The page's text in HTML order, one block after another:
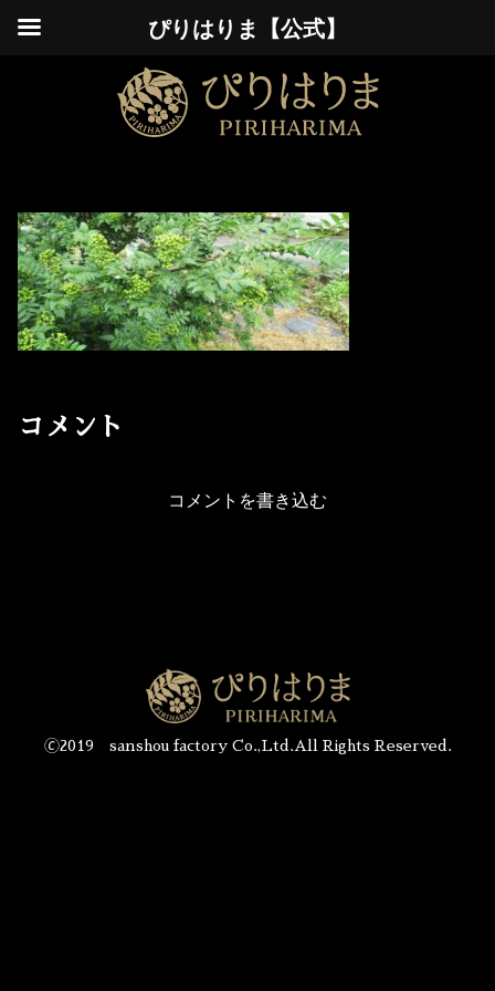
コメント
コメントを書き込む
🄫2019 sanshou factory Co.,Ltd.All Rights Reserved.
ぴりはりま【公式】